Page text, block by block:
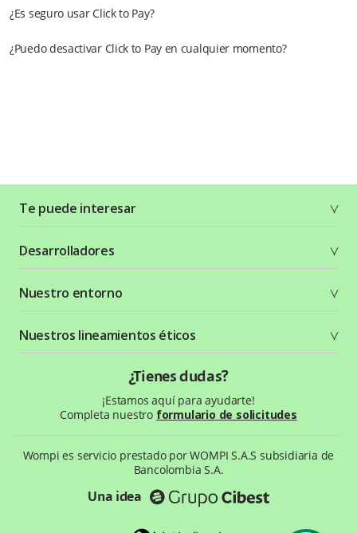
¿Es seguro usar Click to Pay?
¿Puedo desactivar Click to Pay en cualquier momento?
Te puede interesar
Planes y tarifas
Crea tu cuenta
Seguridad
Términos y condiciones
Política de privacidad
Desarrolladores
Recursos gráficos
Status Page
Nuestro entorno
¿Qué es Wompi?
Wiki Wompi
Preguntas frecuentes
Nuestros lineamientos éticos
¿Tienes dudas?
¡Estamos aquí para ayudarte!
Completa nuestro formulario de solicitudes
Wompi es servicio prestado por WOMPI S.A.S subsidiaria de
Bancolombia S.A.
Una idea